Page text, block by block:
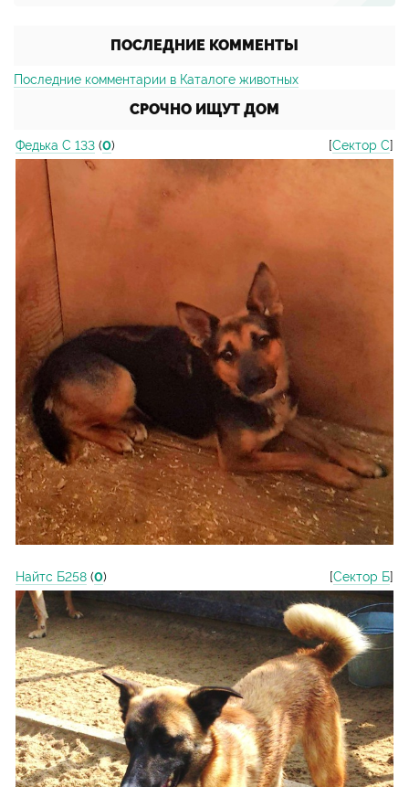
ПОСЛЕДНИЕ КОММЕНТЫ
Последние комментарии в Каталоге животных
СРОЧНО ИЩУТ ДОМ
Федька С 133 (0) [Сектор С]
Найтс Б258 (0) [Сектор Б]